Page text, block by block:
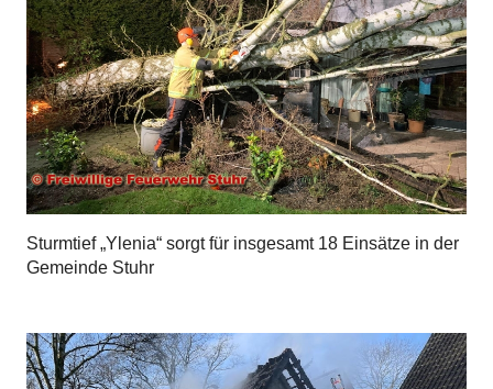
Sturmtief „Ylenia“ sorgt für insgesamt 18 Einsätze in der
Gemeinde Stuhr